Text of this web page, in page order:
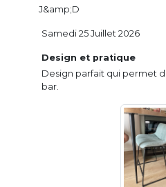
J&amp;D
Design et pratique
Design parfait qui permet
bar.
Samedi 25 Juillet 2026